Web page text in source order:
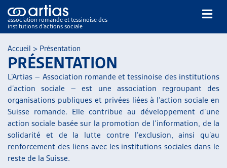
association romande et tessinoise des
institutions d’actions sociale
NOS PUBLICATIONS
ARTICLES
DOSSIERS DU MOIS
Accueil > Présentation
PRÉSENTATION
L’Artias – Association romande et tessinoise des institutions
d’action sociale – est une association regroupant des
organisations publiques et privées liées à l’action sociale en
Suisse romande. Elle contribue au développement d’une
action sociale basée sur la promotion de l’information, de la
solidarité et de la lutte contre l’exclusion, ainsi qu’au
renforcement des liens avec les institutions sociales dans le
reste de la Suisse.